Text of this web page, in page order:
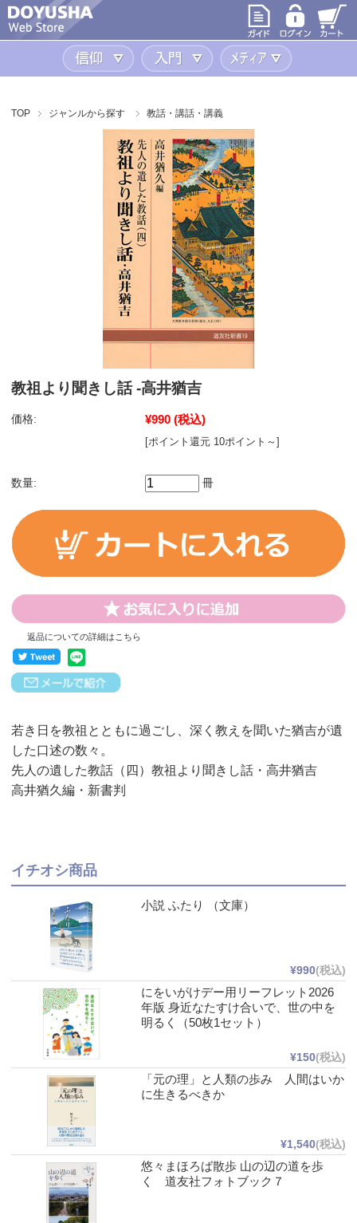
信仰 入門
TOP ジャンルから探す 教話・講話・講義
教祖より聞きし話 -高井猶吉
価格: ¥990 (税込)
[ポイント還元 10ポイント～]
数量: 冊
返品についての詳細はこちら
若き日を教祖とともに過ごし、深く教えを聞いた猶吉が遺
した口述の数々。
先人の遺した教話（四）教祖より聞きし話・高井猶吉
高井猶久編・新書判
イチオシ商品
小説 ふたり （文庫）
¥990(税込)
にをいがけデー用リーフレット2026
年版 身近なたすけ合いで、世の中を
明るく（50枚1セット）
¥150(税込)
「元の理」と人類の歩み 人間はいか
に生きるべきか
¥1,540(税込)
悠々まほろば散歩 山の辺の道を歩
く 道友社フォトブック７